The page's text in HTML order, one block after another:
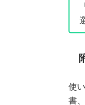
使
書